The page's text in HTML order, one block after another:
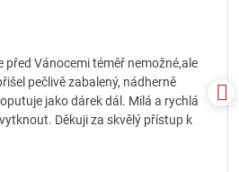
5
před Vánocemi téměř nemožné,ale
pečlivě zabalený, nádherně
jako dárek dál. Milá a rychlá
Děkuji za skvělý přístup k